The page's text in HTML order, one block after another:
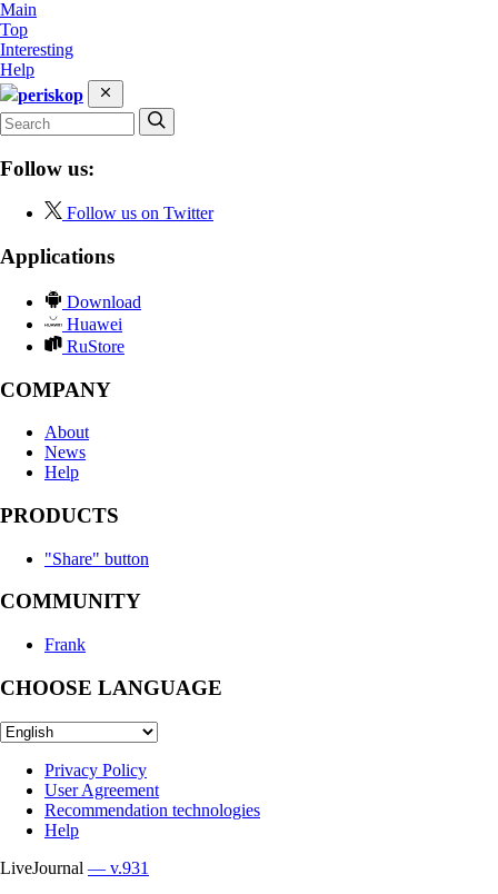
Main
Top
Interesting
Help
periskop
Follow us:
Follow us on Twitter
Applications
Download
Huawei
RuStore
COMPANY
About
News
Help
PRODUCTS
"Share" button
COMMUNITY
Frank
CHOOSE LANGUAGE
Privacy Policy
User Agreement
Recommendation technologies
Help
LiveJournal — v.931